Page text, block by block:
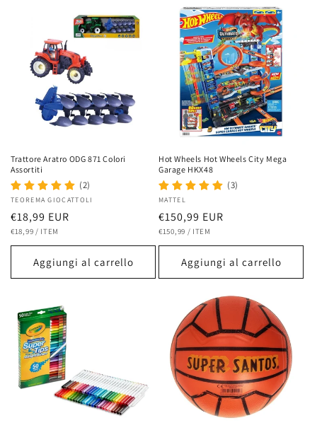
Trattore Aratro ODG 871 Colori
Assortiti
(2)
Fornitore:
TEOREMA GIOCATTOLI
Prezzo
di
listino
€18,99 EUR
PREZZO
€18,99 / PER
ITEM
Aggiungi al carrello
Hot Wheels Hot Wheels City Mega
Garage HKX48
(3)
Fornitore:
MATTEL
Prezzo
di
listino
€150,99 EUR
PREZZO
€150,99 / PER
ITEM
Aggiungi al carrello